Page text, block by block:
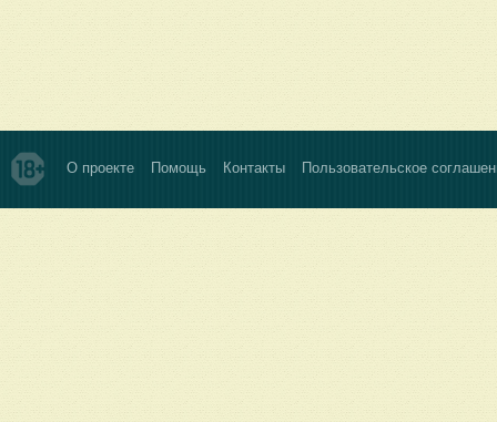
О проекте Помощь Контакты Пользовательское